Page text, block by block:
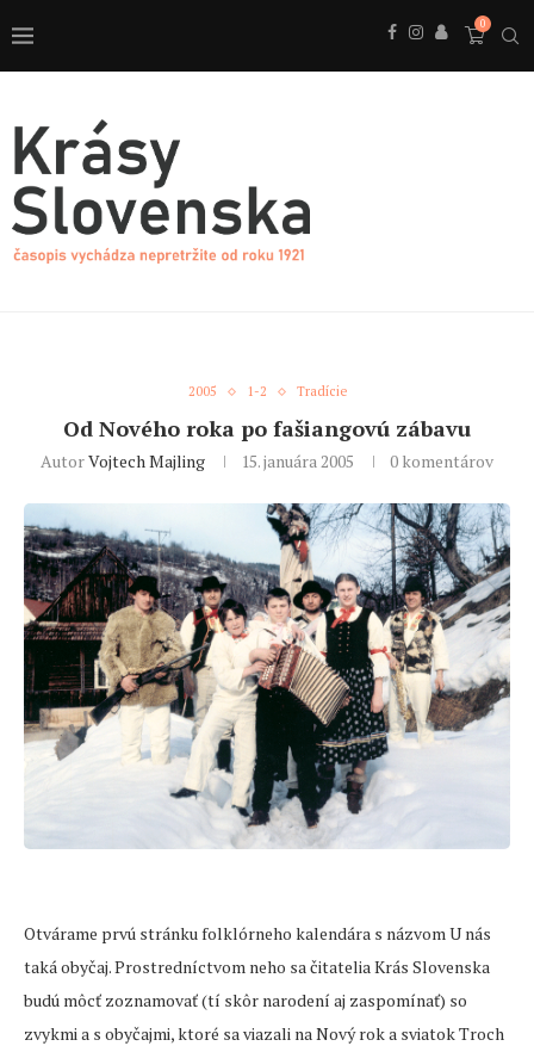
0
2005 1-2 Tradície
Od Nového roka po fašiangovú zábavu
AutorVojtech Majling 15. januára 2005 0 komentárov
Otvárame prvú stránku folklórneho kalendára s názvom U nás
taká obyčaj. Prostredníctvom neho sa čitatelia Krás Slovenska
budú môcť zoznamovať (tí skôr narodení aj zaspomínať) so
zvykmi a s obyčajmi, ktoré sa viazali na Nový rok a sviatok Troch